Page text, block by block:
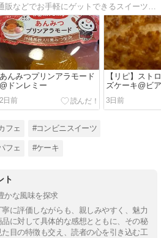
スーパー、コンビニ、通販などでお手軽にゲットできるスイーツを中心として、大好きなショートケーキも織り交ぜながらご紹介しています♪「幸せおやつ時間」を素敵に彩る一助になれば幸いです。
あんみつプリンアラモード
@ドンレミー
2日前
【リピ】スト
ズケーキ@ビ
3日前
フェ #コンビニスイーツ
フェ #ケーキ
ト
かな風味を探求
に評価しながらも、親しみやすく、魅力
に対して具体的な感想とともに、その秘
目の特徴も交え、読者の心を引き込む工